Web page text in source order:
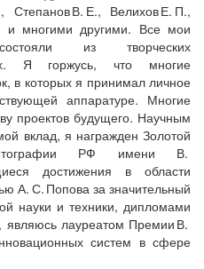
Степанов В. Е., Велихов Е. П.,
и многими другими. Все мои
из творческих
Я горжусь, что многие
в которых я принимал личное
аппаратуре. Многие
проектов будущего. Научным
вклад, я награжден Золотой
РФ имени В.
достижения в области
А. С. Попова за значительный
науки и техники, дипломами
являюсь лауреатом Премии В.
систем в сфере